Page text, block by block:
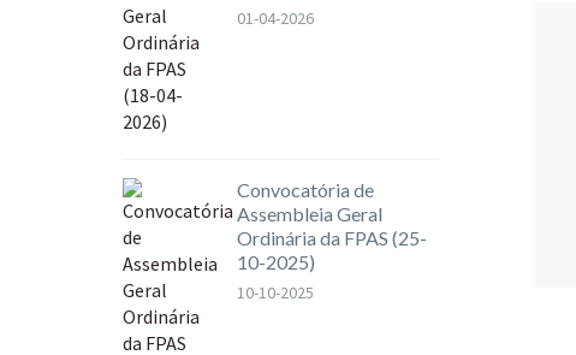
01-04-2026
Convocatória de
Assembleia Geral
Ordinária da FPAS (25-
10-2025)
10-10-2025